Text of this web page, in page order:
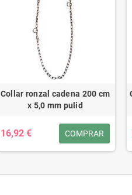
Collar ronzal cadena 200 cm
x 5,0 mm pulid
16,92 € COMPRAR